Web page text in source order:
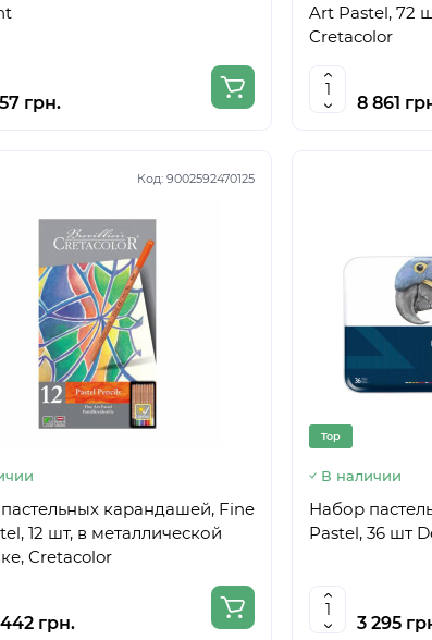
грн.
Art Pastel, 72
Cretacolor
8 861
Код: 9002592470125
карандашей, Fine
12 шт, в металлической
Cretacolor
442 грн.
Top
В наличии
Набор
Pastel, 36 шт
3 295